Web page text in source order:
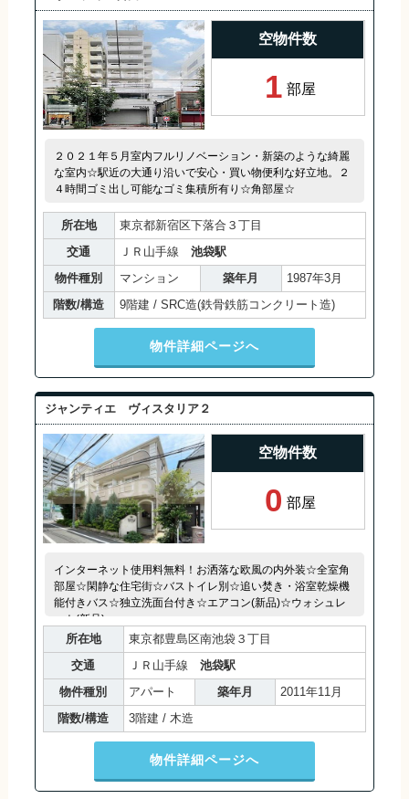
空物件数
1 部屋
２０２１年５月室内フルリノベーション・新築のような綺麗
な室内☆駅近の大通り沿いで安心・買い物便利な好立地。２
４時間ゴミ出し可能なゴミ集積所有り☆角部屋☆
所在地
東京都新宿区下落合３丁目
交通
ＪＲ山手線 池袋駅
物件種別
マンション 築年月
1987年3月
階数/構造
9階建 / SRC造(鉄骨鉄筋コンクリート造)
物件詳細ページへ
ジャンティエ ヴィスタリア２
空物件数
0 部屋
インターネット使用料無料！お洒落な欧風の内外装☆全室角
部屋☆閑静な住宅街☆バストイレ別☆追い焚き・浴室乾燥機
能付きバス☆独立洗面台付き☆エアコン(新品)☆ウォシュレ
ット(新品)
所在地
東京都豊島区南池袋３丁目
交通
ＪＲ山手線 池袋駅
物件種別
アパート 築年月
2011年11月
階数/構造
3階建 / 木造
物件詳細ページへ